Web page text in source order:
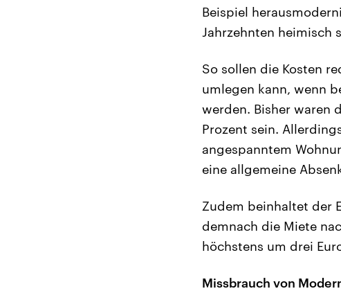
Beispiel
Jahrzehnten heimisch
So sollen die Kosten
umlegen kann, wenn
werden. Bisher waren
Prozent sein.
angespanntem
eine allgemeine
Zudem beinhaltet der
demnach die Miete
höchstens um drei
Missbrauch von